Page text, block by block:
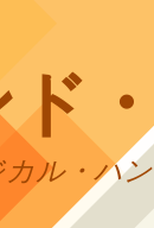
ル・ハ